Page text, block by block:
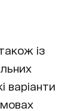
із
варіанти